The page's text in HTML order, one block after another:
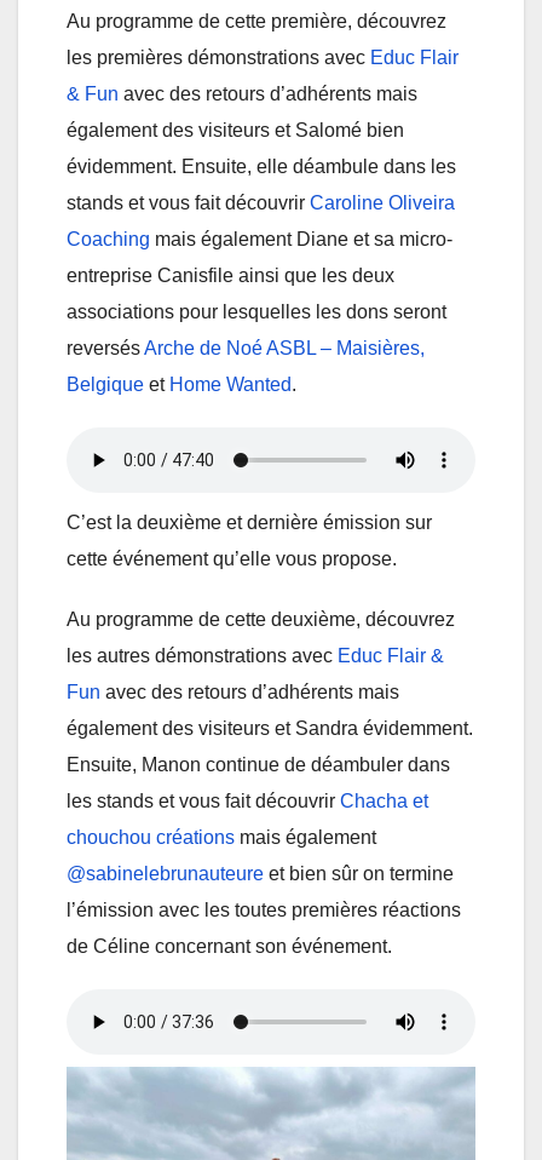
Au programme de cette première, découvrez
les premières démonstrations avec Educ Flair
& Fun avec des retours d’adhérents mais
également des visiteurs et Salomé bien
évidemment. Ensuite, elle déambule dans les
stands et vous fait découvrir Caroline Oliveira
Coaching mais également Diane et sa micro-
entreprise Canisfile ainsi que les deux
associations pour lesquelles les dons seront
reversésArche de Noé ASBL – Maisières,
Belgique et Home Wanted.
C’est la deuxième et dernière émission sur
cette événement qu’elle vous propose.
Au programme de cette deuxième, découvrez
les autres démonstrations avec Educ Flair &
Fun avec des retours d’adhérents mais
également des visiteurs et Sandra évidemment.
Ensuite, Manon continue de déambuler dans
les stands et vous fait découvrir Chacha et
chouchou créations mais également
@sabinelebrunauteure et bien sûr on termine
l’émission avec les toutes premières réactions
de Céline concernant son événement.